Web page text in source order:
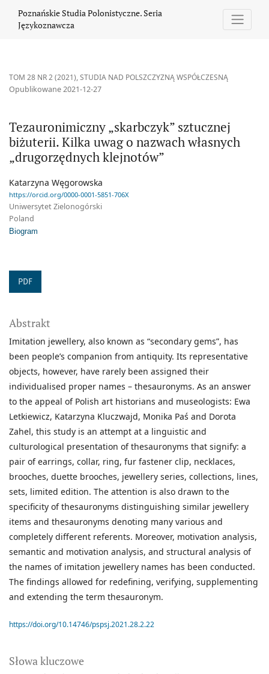
Poznańskie Studia Polonistyczne. Seria
Językoznawcza
TOM 28 NR 2 (2021),STUDIA NAD POLSZCZYZNĄ WSPÓŁCZESNĄ
Tezauronimiczny „skarbczyk” sztucznej
biżuterii. Kilka uwag o nazwach własnych
„drugorzędnych klejnotów”
Opublikowane 2021-12-27
Katarzyna Węgorowska
https://orcid.org/0000-0001-5851-706X
Uniwersytet Zielonogórski
Poland
Biogram
PDF
Słowa kluczowe
Abstrakt
Imitation jewellery, also known as “secondary gems”, has
been people’s companion from antiquity. Its representative
objects, however, have rarely been assigned their
individualised proper names – thesauronyms. As an answer
to the appeal of Polish art historians and museologists: Ewa
Letkiewicz, Katarzyna Kluczwajd, Monika Paś and Dorota
Zahel, this study is an attempt at a linguistic and
culturological presentation of thesauronyms that signify: a
pair of earrings, collar, ring, fur fastener clip, necklaces,
brooches, duette brooches, jewellery series, collections, lines,
sets, limited edition. The attention is also drawn to the
specificity of thesauronyms distinguishing similar jewellery
items and thesauronyms denoting many various and
completely different referents. Moreover, motivation analysis,
semantic and motivation analysis, and structural analysis of
the names of imitation jewellery names has been conducted.
The findings allowed for redefining, verifying, supplementing
and extending the term thesauronym.
https://doi.org/10.14746/pspsj.2021.28.2.22